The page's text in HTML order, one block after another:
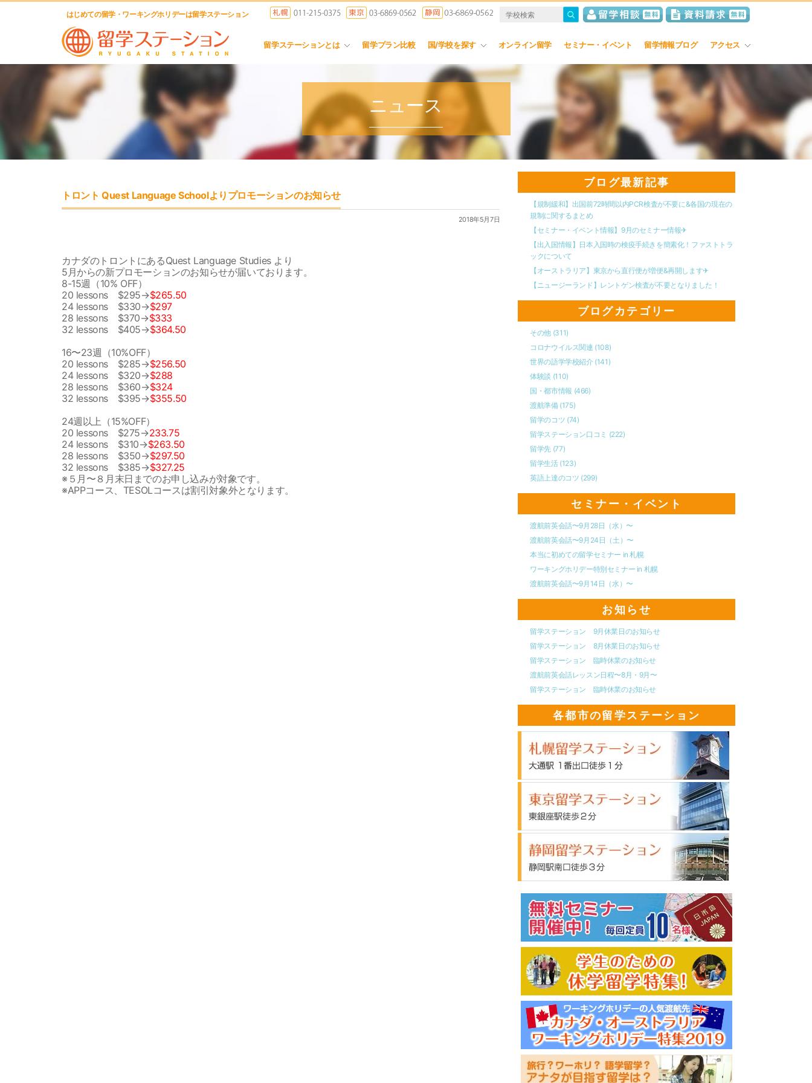
はじめての留学・ワーキングホリデーは留学ステーション
留学ステーションとは 留学プラン比較 国/学校を探す オンライン留学 セミナー・イベント 留学情報ブログ アクセス
ニュース
トロント Quest Language Schoolよりプロモーションのお知らせ
2018年5月7日
カナダのトロントにあるQuest Language Studies より
5月からの新プロモーションのお知らせが届いております。
8-15週（10% OFF）
20 lessons $295→$265.50
24 lessons $330→$297
28 lessons $370→$333
32 lessons $405→$364.50
16〜23週（10%OFF）
20 lessons $285→$256.50
24 lessons $320→$288
28 lessons $360→$324
32 lessons $395→$355.50
24週以上（15%OFF）
20 lessons $275→233.75
24 lessons $310→$263.50
28 lessons $350→$297.50
32 lessons $385→$327.25
※５月〜８月末日までのお申し込みが対象です。
※APPコース、TESOLコースは割引対象外となります。
ブログ最新記事
【規制緩和】出国前72時間以内PCR検査が不要に&各国の現在の
規制に関するまとめ
【セミナー・イベント情報】9月のセミナー情報✈︎
【出入国情報】日本入国時の検疫手続きを簡素化！ファストトラ
ックについて
【オーストラリア】東京から直行便が増便&再開します✈︎
【ニュージーランド】レントゲン検査が不要となりました！
ブログカテゴリー
その他 (311)
コロナウイルス関連 (108)
世界の語学学校紹介 (141)
体験談 (110)
国・都市情報 (466)
渡航準備 (175)
留学のコツ (74)
留学ステーション口コミ (222)
留学先 (77)
留学生活 (123)
英語上達のコツ (299)
セミナー・イベント
渡航前英会話〜9月28日（水）〜
渡航前英会話〜9月24日（土）〜
本当に初めての留学セミナー in 札幌
ワーキングホリデー特別セミナー in 札幌
渡航前英会話〜9月14日（水）〜
お知らせ
留学ステーション 9月休業日のお知らせ
留学ステーション 8月休業日のお知らせ
留学ステーション 臨時休業のお知らせ
渡航前英会話レッスン日程〜8月・9月〜
留学ステーション 臨時休業のお知らせ
各都市の留学ステーション